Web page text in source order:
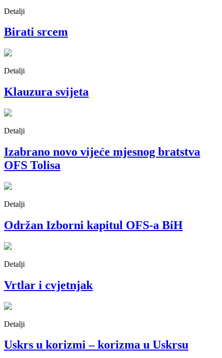
Detalji
Birati srcem
Detalji
Klauzura svijeta
Detalji
Izabrano novo vijeće mjesnog bratstva
OFS Tolisa
Detalji
Održan Izborni kapitul OFS-a BiH
Detalji
Vrtlar i cvjetnjak
Detalji
Uskrs u korizmi – korizma u Uskrsu